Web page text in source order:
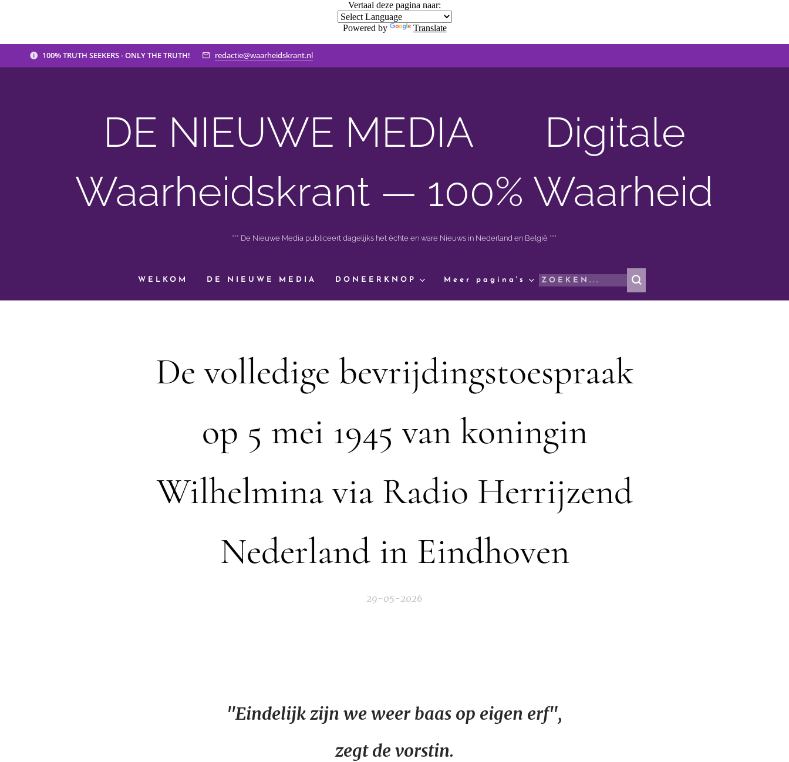
Vertaal deze pagina naar:
Powered by Translate
100% TRUTH SEEKERS - ONLY THE TRUTH! redactie@waarheidskrant.nl
DE NIEUWE MEDIA 🟣 Digitale
Waarheidskrant — 100% Waarheid
*** De Nieuwe Media publiceert dagelijks het èchte en ware Nieuws in Nederland en België ***
WELKOM DE NIEUWE MEDIA DONEERKNOP Meer pagina's
De volledige bevrijdingstoespraak
op 5 mei 1945 van koningin
Wilhelmina via Radio Herrijzend
Nederland in Eindhoven
29-05-2026
"Eindelijk zijn we weer baas op eigen erf",
zegt de vorstin.